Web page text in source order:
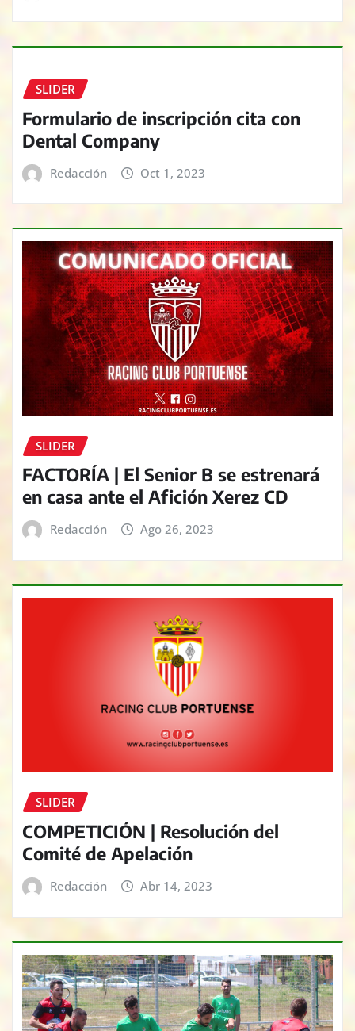
SLIDER
Formulario de inscripción cita con
Dental Company
Redacción Oct 1, 2023
SLIDER
FACTORÍA | El Senior B se estrenará
en casa ante el Afición Xerez CD
Redacción Ago 26, 2023
SLIDER
COMPETICIÓN | Resolución del
Comité de Apelación
Redacción Abr 14, 2023